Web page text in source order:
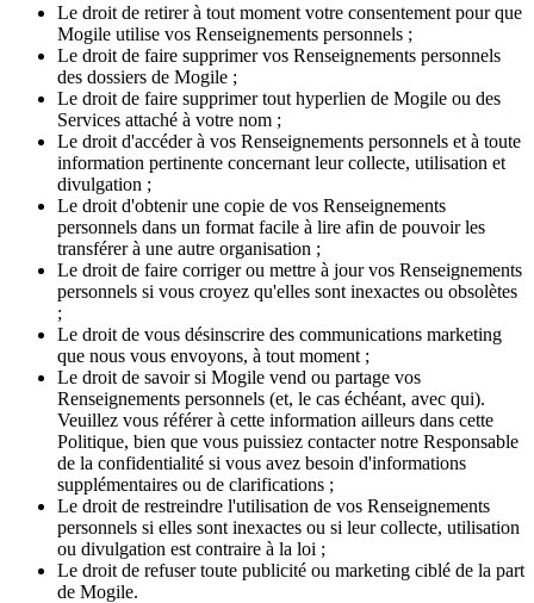
Le droit de retirer à tout moment votre consentement pour que
Mogile utilise vos Renseignements personnels ;
Le droit de faire supprimer vos Renseignements personnels
des dossiers de Mogile ;
Le droit de faire supprimer tout hyperlien de Mogile ou des
Services attaché à votre nom ;
Le droit d'accéder à vos Renseignements personnels et à toute
information pertinente concernant leur collecte, utilisation et
divulgation ;
Le droit d'obtenir une copie de vos Renseignements
personnels dans un format facile à lire afin de pouvoir les
transférer à une autre organisation ;
Le droit de faire corriger ou mettre à jour vos Renseignements
personnels si vous croyez qu'elles sont inexactes ou obsolètes
;
Le droit de vous désinscrire des communications marketing
que nous vous envoyons, à tout moment ;
Le droit de savoir si Mogile vend ou partage vos
Renseignements personnels (et, le cas échéant, avec qui).
Veuillez vous référer à cette information ailleurs dans cette
Politique, bien que vous puissiez contacter notre Responsable
de la confidentialité si vous avez besoin d'informations
supplémentaires ou de clarifications ;
Le droit de restreindre l'utilisation de vos Renseignements
personnels si elles sont inexactes ou si leur collecte, utilisation
ou divulgation est contraire à la loi ;
Le droit de refuser toute publicité ou marketing ciblé de la part
de Mogile.